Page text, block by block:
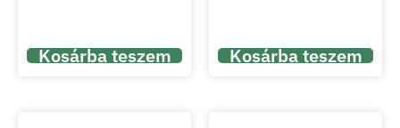
Kosárba teszem Kosárba teszem